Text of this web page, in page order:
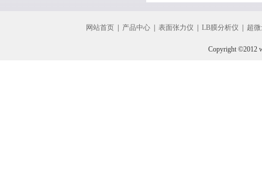
网站首页 | 产品中心 | 表面张力仪 | LB膜分析仪 | 超
Copyright ©2012